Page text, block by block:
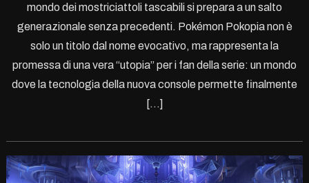
mondo dei mostriciattoli tascabili si prepara a un salto
generazionale senza precedenti. Pokémon Pokopia non è
solo un titolo dal nome evocativo, ma rappresenta la
promessa di una vera “utopia” per i fan della serie: un mondo
dove la tecnologia della nuova console permette finalmente
[…]